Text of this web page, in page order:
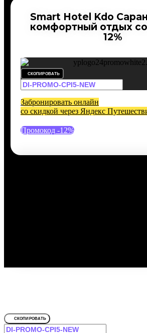
Smart Hotel Kdo
комфортный отдых
12%
СКОПИРОВАТЬ
Забронировать онлайн
со скидкой через Яндекс
Промокод -12%
СКОПИРОВАТЬ